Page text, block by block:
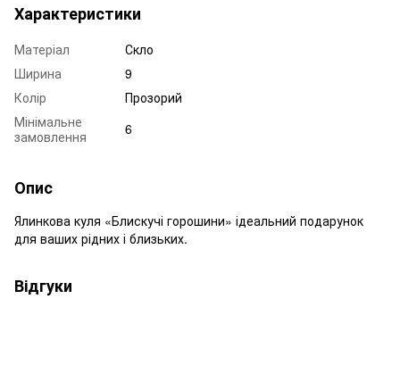
Характеристики
Матеріал
Скло
Ширина
9
Колір
Прозорий
Мінімальне
замовлення
6
Опис
Ялинкова куля «Блискучі горошини» ідеальний подарунок
для ваших рідних і близьких.
Відгуки